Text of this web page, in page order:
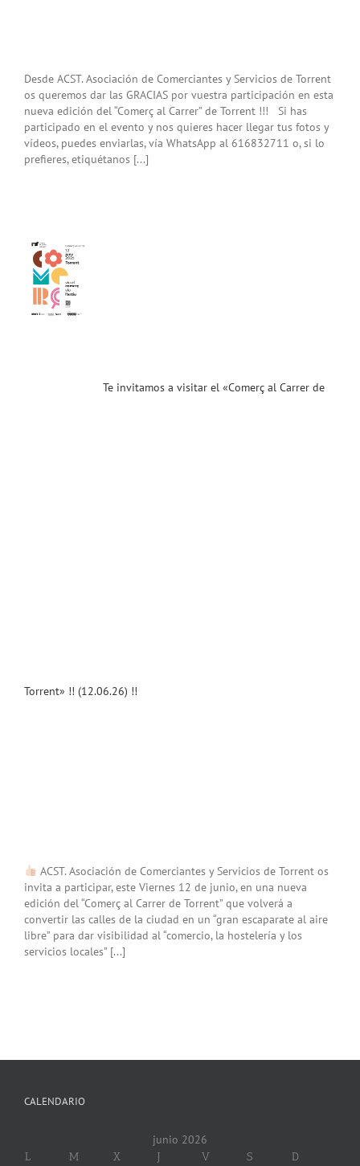
Desde ACST. Asociación de Comerciantes y Servicios de Torrent
os queremos dar las GRACIAS por vuestra participación en esta
nueva edición del “Comerç al Carrer” de Torrent !!! Si has
participado en el evento y nos quieres hacer llegar tus fotos y
vídeos, puedes enviarlas, vía WhatsApp al 616832711 o, si lo
prefieres, etiquétanos [...]
Te invitamos a visitar el «Comerç al Carrer de
Torrent» !! (12.06.26) !!
ACST. Asociación de Comerciantes y Servicios de Torrent os
invita a participar, este Viernes 12 de junio, en una nueva
edición del “Comerç al Carrer de Torrent” que volverá a
convertir las calles de la ciudad en un “gran escaparate al aire
libre” para dar visibilidad al “comercio, la hostelería y los
servicios locales” [...]
CALENDARIO
junio 2026
L M X J V S D